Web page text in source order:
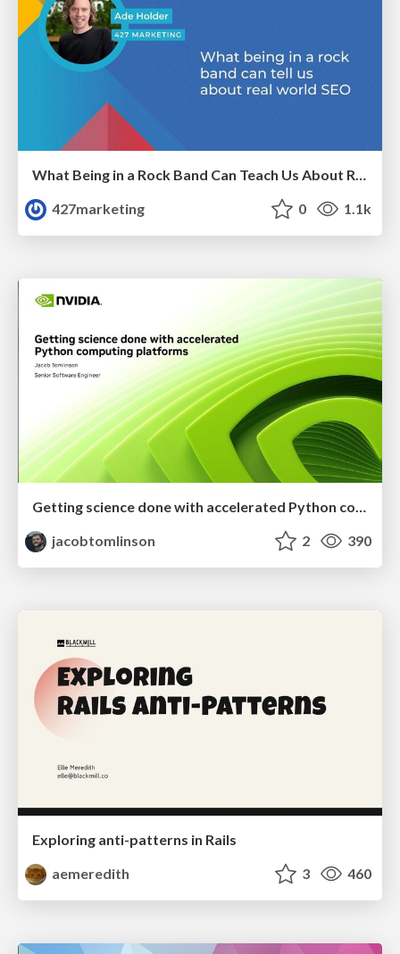
What Being in a Rock Band Can Teach Us About Real World SEO
427marketing
0 1.1k
Getting science done with accelerated Python computing platforms
jacobtomlinson
2 390
Exploring anti-patterns in Rails
aemeredith
3 460